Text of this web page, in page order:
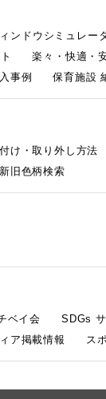
ンドウシミュレー
楽々・快適・
事例 保育施設
け・取り外し方法
新旧色柄検索
ベイ会 SDGs
ア掲載情報 ス